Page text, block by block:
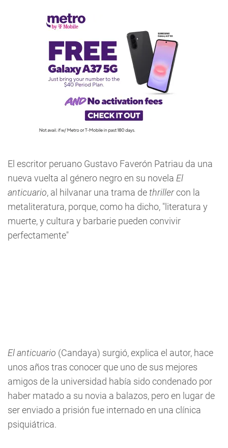
El escritor peruano Gustavo Faverón Patriau da una
nueva vuelta al género negro en su novela El
anticuario, al hilvanar una trama dethrillercon la
metaliteratura, porque, como ha dicho, "literatura y
muerte, y cultura y barbarie pueden convivir
perfectamente"
El anticuario (Candaya) surgió, explica el autor, hace
unos años tras conocer que uno de sus mejores
amigos de la universidad había sido condenado por
haber matado a su novia a balazos, pero en lugar de
ser enviado a prisión fue internado en una clínica
psiquiátrica.